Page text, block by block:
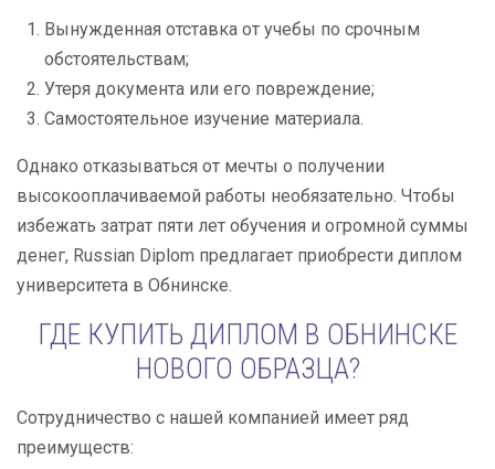
Вынужденная отставка от учебы по срочным
обстоятельствам;
Утеря документа или его повреждение;
Самостоятельное изучение материала.
Однако отказываться от мечты о получении
высокооплачиваемой работы необязательно. Чтобы
избежать затрат пяти лет обучения и огромной суммы
денег, Russian Diplom предлагает приобрести диплом
университета в Обнинске.
ГДЕ КУПИТЬ ДИПЛОМ В ОБНИНСКЕ
НОВОГО ОБРАЗЦА?
Сотрудничество с нашей компанией имеет ряд
преимуществ: